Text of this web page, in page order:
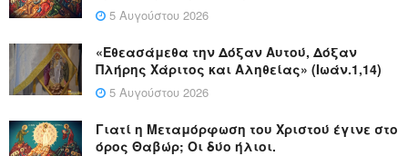
5 Αυγούστου 2026
«Εθεασάμεθα την Δόξαν Αυτού, Δόξαν
Πλήρης Χάριτος και Αληθείας» (Ιωάν.1,14)
5 Αυγούστου 2026
Γιατί η Μεταμόρφωση του Χριστού έγινε στο
όρος Θαβώρ; Οι δύο ήλιοι.